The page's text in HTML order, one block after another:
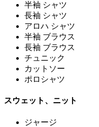
半袖 シャツ
長袖 シャツ
アロハ シャツ
半袖 ブラウス
長袖 ブラウス
チュニック
カットソー
ポロシャツ
スウェット、ニット
ジャージ